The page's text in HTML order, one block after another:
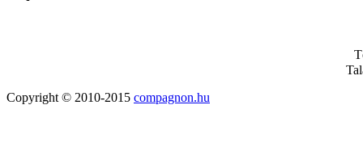
Copyright © 2010-2015 compagnon.hu